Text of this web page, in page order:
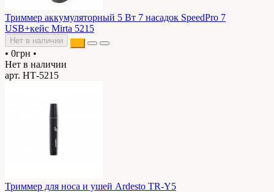
Триммер аккумуляторный 5 Вт 7 насадок SpeedPro 7
USB+кейс Mirta 5215
Нет в наличии
• 0грн •
Нет в наличии
арт. НТ-5215
Триммер для носа и ушей Ardesto TR-Y5